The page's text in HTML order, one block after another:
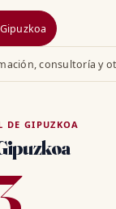
consultoría y
DE GIPUZKOA